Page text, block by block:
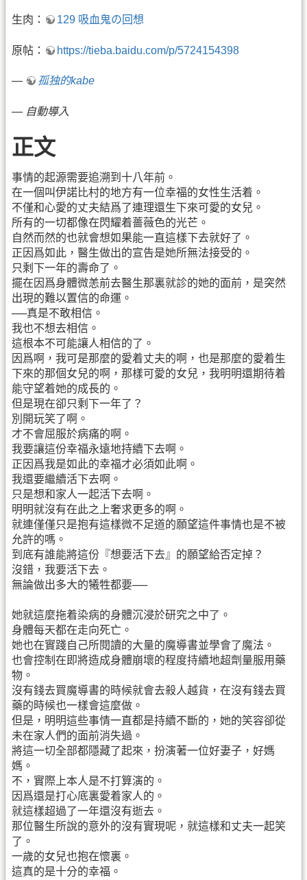
生肉： 129 吸血鬼の回想
原帖： https://tieba.baidu.com/p/5724154398
— 孤独的kabe
— 自動導入
正文
事情的起源需要追溯到十八年前。
在一個叫伊諾比村的地方有一位幸福的女性生活着。
不僅和心愛的丈夫結爲了連理還生下來可愛的女兒。
所有的一切都像在閃耀着薔薇色的光芒。
自然而然的也就會想如果能一直這樣下去就好了。
正因爲如此，醫生做出的宣告是她所無法接受的。
只剩下一年的壽命了。
擺在因爲身體微恙前去醫生那裏就診的她的面前，是突然
出現的難以置信的命運。
──真是不敢相信。
我也不想去相信。
這根本不可能讓人相信的了。
因爲啊，我可是那麼的愛着丈夫的啊，也是那麼的愛着生
下來的那個女兒的啊，那樣可愛的女兒，我明明還期待着
能守望着她的成長的。
但是現在卻只剩下一年了？
別開玩笑了啊。
才不會屈服於病痛的啊。
我要讓這份幸福永遠地持續下去啊。
正因爲我是如此的幸福才必須如此啊。
我還要繼續活下去啊。
只是想和家人一起活下去啊。
明明就沒有在此之上奢求更多的啊。
就連僅僅只是抱有這樣微不足道的願望這件事情也是不被
允許的嗎。
到底有誰能將這份『想要活下去』的願望給否定掉？
沒錯，我要活下去。
無論做出多大的犧牲都要──
她就這麼拖着染病的身體沉浸於研究之中了。
身體每天都在走向死亡。
她也在實踐自己所閱讀的大量的魔導書並學會了魔法。
也會控制在即將造成身體崩壞的程度持續地超劑量服用藥
物。
沒有錢去買魔導書的時候就會去殺人越貨，在沒有錢去買
藥的時候也一樣會這麼做。
但是，明明這些事情一直都是持續不斷的，她的笑容卻從
未在家人們的面前消失過。
將這一切全部都隱藏了起來，扮演著一位好妻子，好媽
媽。
不，實際上本人是不打算演的。
因爲還是打心底裏愛着家人的。
就這樣超過了一年還沒有逝去。
那位醫生所說的意外的沒有實現呢，就這樣和丈夫一起笑
了。
一歲的女兒也抱在懷裏。
這真的是十分的幸福。